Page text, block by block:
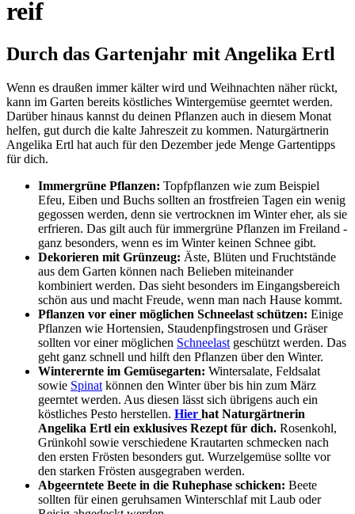
reif
Durch das Gartenjahr mit Angelika Ertl
Wenn es draußen immer kälter wird und Weihnachten näher rückt,
kann im Garten bereits köstliches Wintergemüse geerntet werden.
Darüber hinaus kannst du deinen Pflanzen auch in diesem Monat
helfen, gut durch die kalte Jahreszeit zu kommen. Naturgärtnerin
Angelika Ertl hat auch für den Dezember jede Menge Gartentipps
für dich.
Immergrüne Pflanzen: Topfpflanzen wie zum Beispiel
Efeu, Eiben und Buchs sollten an frostfreien Tagen ein wenig
gegossen werden, denn sie vertrocknen im Winter eher, als sie
erfrieren. Das gilt auch für immergrüne Pflanzen im Freiland -
ganz besonders, wenn es im Winter keinen Schnee gibt.
Dekorieren mit Grünzeug: Äste, Blüten und Fruchtstände
aus dem Garten können nach Belieben miteinander
kombiniert werden. Das sieht besonders im Eingangsbereich
schön aus und macht Freude, wenn man nach Hause kommt.
Pflanzen vor einer möglichen Schneelast schützen: Einige
Pflanzen wie Hortensien, Staudenpfingstrosen und Gräser
sollten vor einer möglichen Schneelast geschützt werden. Das
geht ganz schnell und hilft den Pflanzen über den Winter.
Winterernte im Gemüsegarten: Wintersalate, Feldsalat
sowie Spinat können den Winter über bis hin zum März
geerntet werden. Aus diesen lässt sich übrigens auch ein
köstliches Pesto herstellen. Hier hat Naturgärtnerin
Angelika Ertl ein exklusives Rezept für dich. Rosenkohl,
Grünkohl sowie verschiedene Krautarten schmecken nach
den ersten Frösten besonders gut. Wurzelgemüse sollte vor
den starken Frösten ausgegraben werden.
Abgeerntete Beete in die Ruhephase schicken: Beete
sollten für einen geruhsamen Winterschlaf mit Laub oder